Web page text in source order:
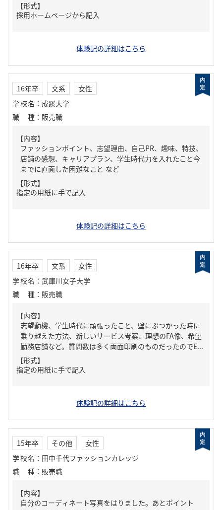
【形式】
採用ホームページから記入
体験記の詳細はこちら
16年卒 文系
女性
学校名 ： 成蹊大学
職種 ： 販売職
【内容】
ファッションポイント、志望理由、自己PR、趣味、特技、
店舗の感想、キャリアプラン、学生時代力を入れたこと今
までに直面した困難なこと など
【形式】
指定の用紙に手で記入
体験記の詳細はこちら
16年卒 文系
女性
学校名 ： 武庫川女子大学
職種 ： 販売職
【内容】
志望動機、学生時代に頑張ったこと、壁にぶつかった時に
乗り越えた方法、新しいサービス考案、理想のFA像、希望
勤務店舗など。質問数は多く両面印刷のものだったのでE...
【形式】
指定の用紙に手で記入
体験記の詳細はこちら
15年卒 その他
女性
学校名 ： 田中千代ファッションカレッジ
職種 ： 販売職
【内容】
自分のコーディネート写真をはりました。あとポイント